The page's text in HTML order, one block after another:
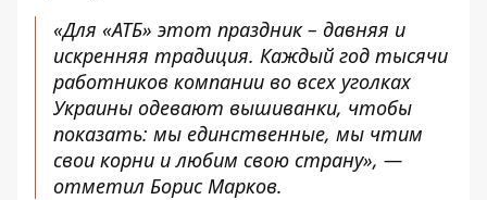
«Для «АТБ» этот праздник – давняя и
искренняя традиция. Каждый год тысячи
работников компании во всех уголках
Украины одевают вышиванки, чтобы
показать: мы единственные, мы чтим
свои корни и любим свою страну», —
отметил Борис Марков.